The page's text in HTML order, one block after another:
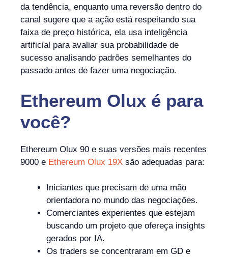
da tendência, enquanto uma reversão dentro do
canal sugere que a ação está respeitando sua
faixa de preço histórica, ela usa inteligência
artificial para avaliar sua probabilidade de
sucesso analisando padrões semelhantes do
passado antes de fazer uma negociação.
Ethereum Olux é para
você?
Ethereum Olux 90 e suas versões mais recentes
9000 e Ethereum Olux 19X são adequadas para:
Iniciantes que precisam de uma mão
orientadora no mundo das negociações.
Comerciantes experientes que estejam
buscando um projeto que ofereça insights
gerados por IA.
Os traders se concentraram em GD e